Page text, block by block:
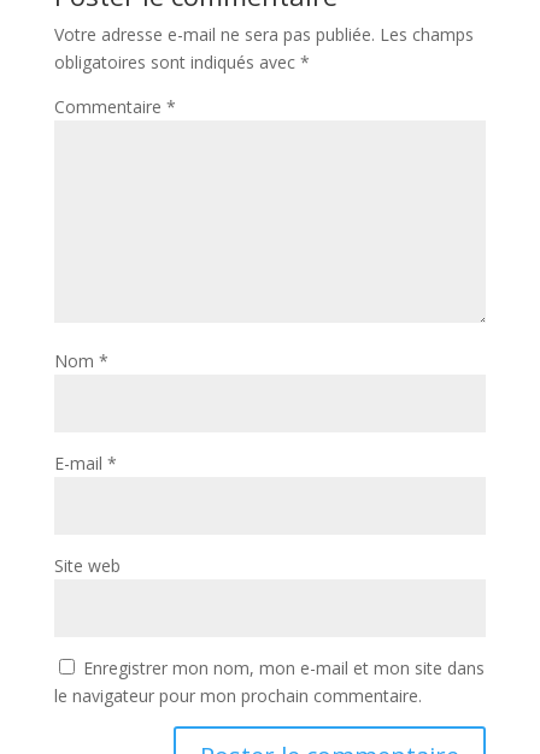
Votre adresse e-mail ne sera pas publiée. Les champs
obligatoires sont indiqués avec *
Commentaire *
Nom *
E-mail *
Site web
Enregistrer mon nom, mon e-mail et mon site dans
le navigateur pour mon prochain commentaire.